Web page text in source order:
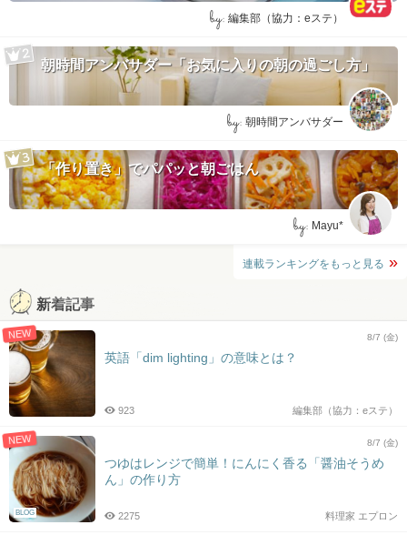
by: 編集部（協力：eステ）
朝時間アンバサダー「お気に入りの朝の過ごし方」
by: 朝時間アンバサダー
「作り置き」でパパッと朝ごはん
by: Mayu*
連載ランキングをもっと見る
新着記事
NEW 8/7 (金)
英語「dim lighting」の意味とは？
編集部（協力：eステ）
923
NEW
BLOG
8/7 (金)
つゆはレンジで簡単！にんにく香る「醤油そうめ
ん」の作り方
料理家 エプロン
2275